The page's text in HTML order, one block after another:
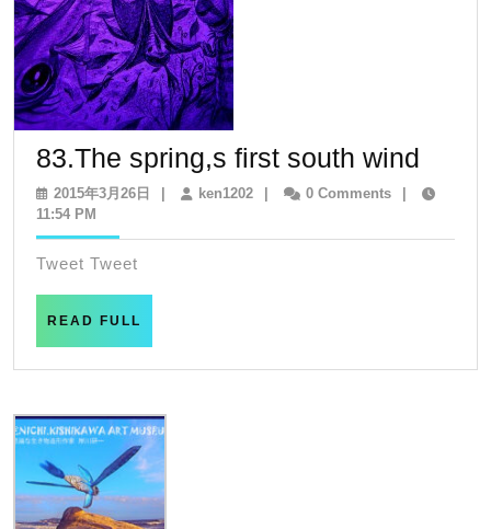
83.The spring,s first south wind
2015年3月26日
2015
日
ken1202ken12020 Comments
11:54 PM
Tweet Tweet
READ FULL